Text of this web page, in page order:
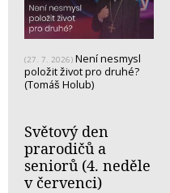
(27. 7. 2026) Není nesmysl
položit život pro druhé?
(Tomáš Holub)
Světový den
prarodičů a
seniorů (4. neděle
v červenci)